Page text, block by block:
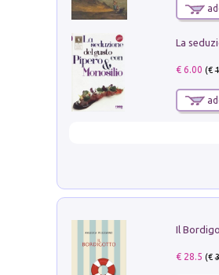
€ 6.00 (€
Il
€ 28.5 (€